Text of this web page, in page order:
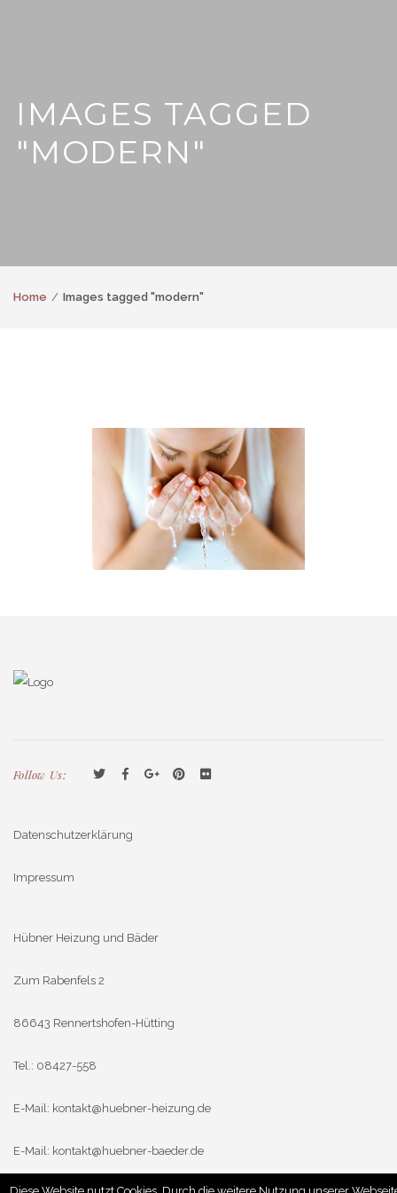
IMAGES TAGGED
"MODERN"
Home Images tagged "modern"
Follow Us:
Datenschutzerklärung
Impressum
Hübner Heizung und Bäder
Zum Rabenfels 2
86643 Rennertshofen-Hütting
Tel.: 08427-558
E-Mail: kontakt@huebner-heizung.de
E-Mail: kontakt@huebner-baeder.de